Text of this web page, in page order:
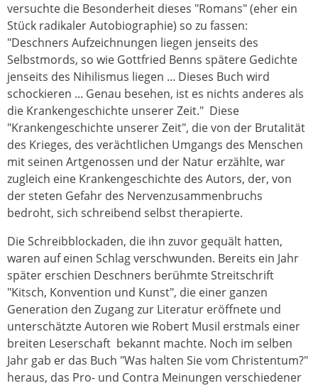
versuchte die Besonderheit dieses "Romans" (eher ein
Stück radikaler Autobiographie) so zu fassen:
"Deschners Aufzeichnungen liegen jenseits des
Selbstmords, so wie Gottfried Benns spätere Gedichte
jenseits des Nihilismus liegen ... Dieses Buch wird
schockieren ... Genau besehen, ist es nichts anderes als
die Krankengeschichte unserer Zeit." Diese
"Krankengeschichte unserer Zeit", die von der Brutalität
des Krieges, des verächtlichen Umgangs des Menschen
mit seinen Artgenossen und der Natur erzählte, war
zugleich eine Krankengeschichte des Autors, der, von
der steten Gefahr des Nervenzusammenbruchs
bedroht, sich schreibend selbst therapierte.
Die Schreibblockaden, die ihn zuvor gequält hatten,
waren auf einen Schlag verschwunden. Bereits ein Jahr
später erschien Deschners berühmte Streitschrift
"Kitsch, Konvention und Kunst", die einer ganzen
Generation den Zugang zur Literatur eröffnete und
unterschätzte Autoren wie Robert Musil erstmals einer
breiten Leserschaft bekannt machte. Noch im selben
Jahr gab er das Buch "Was halten Sie vom Christentum?"
heraus, das Pro- und Contra Meinungen verschiedener